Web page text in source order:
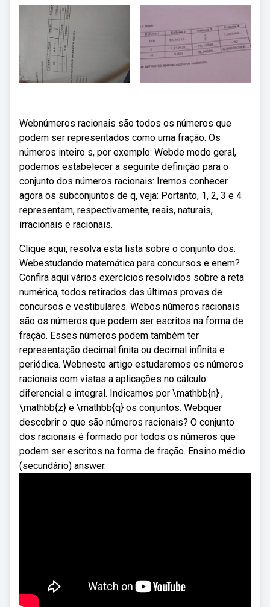
Webnúmeros racionais são todos os números que
podem ser representados como uma fração. Os
números inteiro s, por exemplo: Webde modo geral,
podemos estabelecer a seguinte definição para o
conjunto dos números racionais: Iremos conhecer
agora os subconjuntos de q, veja: Portanto, 1, 2, 3 e 4
representam, respectivamente, reais, naturais,
irracionais e racionais.
Clique aqui, resolva esta lista sobre o conjunto dos.
Webestudando matemática para concursos e enem?
Confira aqui vários exercícios resolvidos sobre a reta
numérica, todos retirados das últimas provas de
concursos e vestibulares. Webos números racionais
são os números que podem ser escritos na forma de
fração. Esses números podem também ter
representação decimal finita ou decimal infinita e
periódica. Webneste artigo estudaremos os números
racionais com vistas a aplicações no cálculo
diferencial e integral. Indicamos por \mathbb{n} ,
\mathbb{z} e \mathbb{q} os conjuntos. Webquer
descobrir o que são números racionais? O conjunto
dos racionais é formado por todos os números que
podem ser escritos na forma de fração. Ensino médio
(secundário) answer.